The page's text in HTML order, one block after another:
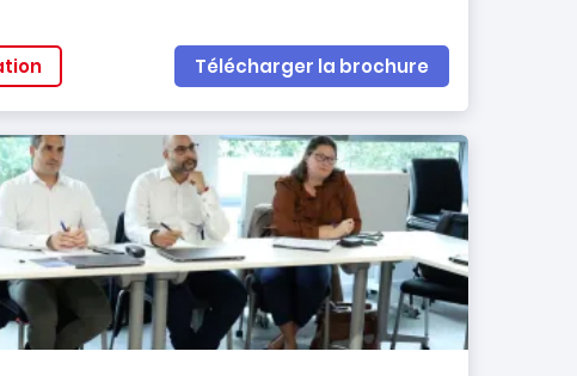
Télécharger la brochure